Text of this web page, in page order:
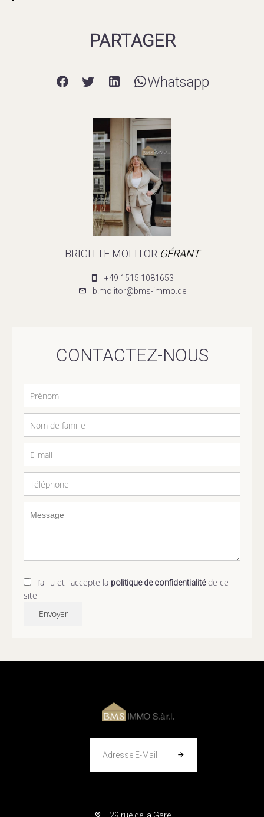
PARTAGER
Whatsapp
BRIGITTE MOLITOR GÉRANT
+49 1515 1081653
b.molitor@bms-immo.de
CONTACTEZ-NOUS
J’ai lu et j'accepte la politique de confidentialitéde ce
site
Envoyer
Adresse E-Mail